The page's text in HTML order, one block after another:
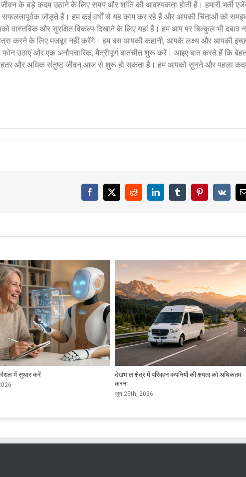
के बड़े कदम उठाने के लिए समय और शांति की आवश्यकता होती है। हमारी भर्ती
सफलतापूर्वक जोड़ते हैं। हम कई वर्षों से यह काम कर रहे हैं और आपकी चिंताओं को
वास्तविक और सुरक्षित विकल्प दिखाने के लिए यहां हैं। हम आप पर बिल्कुल भी दबाव
करने के लिए मजबूर नहीं करेंगे। हम बस आपकी कहानी, आपके लक्ष्य और आपकी
उठाएं और एक अनौपचारिक, मैत्रीपूर्ण बातचीत शुरू करें। आइए बात करते हैं कि
और अधिक संतुष्ट जीवन आज से शुरू हो सकता है। हम आपको सुनने और पहला
Facebook
X RedditLinkedInTumblrPinterest
Vk
में सुधार करें
देखभाल क्षेत्र में परिवहन कंपनियों की क्षमता को अधिकतम
करना
जून 25th, 2026